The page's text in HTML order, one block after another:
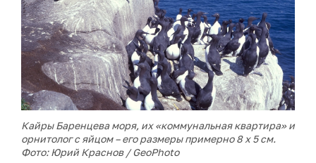
Кайры Баренцева моря, их «коммунальная квартира» и
орнитолог с яйцом – его размеры примерно 8 х 5 см.
Фото: Юрий Краснов / GeoPhoto